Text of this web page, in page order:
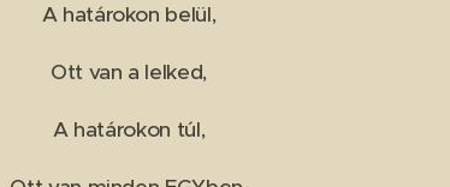
A határokon belül,
Ott van a lelked,
A határokon túl,